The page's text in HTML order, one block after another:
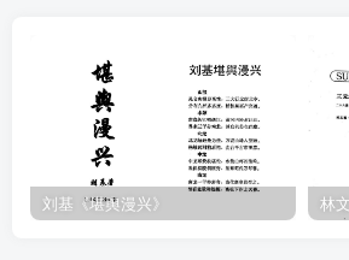
刘基《堪舆漫兴》